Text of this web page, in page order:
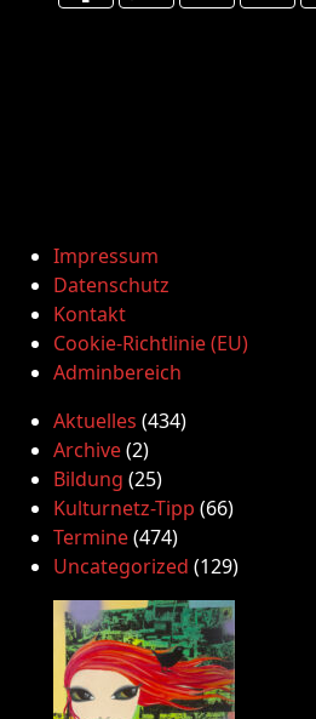
Impressum
Datenschutz
Kontakt
Cookie-Richtlinie (EU)
Adminbereich
Aktuelles (434)
Archive(2)
Bildung (25)
Kulturnetz-Tipp (66)
Termine(474)
Uncategorized (129)